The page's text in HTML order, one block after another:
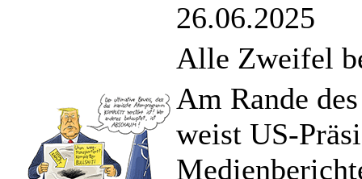
26.06.2025
Alle Zweifel
Am Rande
weist US-